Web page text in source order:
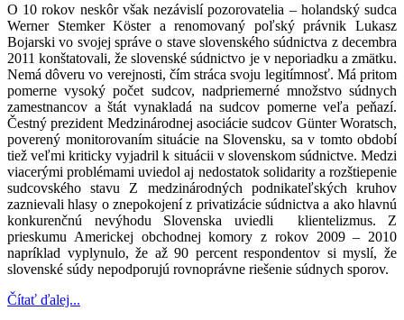
O 10 rokov neskôr však nezávislí pozorovatelia – holandský sudca
Werner Stemker Köster a renomovaný poľský právnik Lukasz
Bojarski vo svojej správe o stave slovenského súdnictva z decembra
2011 konštatovali, že slovenské súdnictvo je v neporiadku a zmätku.
Nemá dôveru vo verejnosti, čím stráca svoju legitímnosť. Má pritom
pomerne vysoký počet sudcov, nadpriemerné množstvo súdnych
zamestnancov a štát vynakladá na sudcov pomerne veľa peňazí.
Čestný prezident Medzinárodnej asociácie sudcov Günter Woratsch,
poverený monitorovaním situácie na Slovensku, sa v tomto období
tiež veľmi kriticky vyjadril k situácii v slovenskom súdnictve. Medzi
viacerými problémami uviedol aj nedostatok solidarity a rozštiepenie
sudcovského stavu Z medzinárodných podnikateľských kruhov
zaznievali hlasy o znepokojení z privatizácie súdnictva a ako hlavnú
konkurenčnú nevýhodu Slovenska uviedli klientelizmus. Z
prieskumu Americkej obchodnej komory z rokov 2009 – 2010
napríklad vyplynulo, že až 90 percent respondentov si myslí, že
slovenské súdy nepodporujú rovnoprávne riešenie súdnych sporov.
Čítať ďalej...